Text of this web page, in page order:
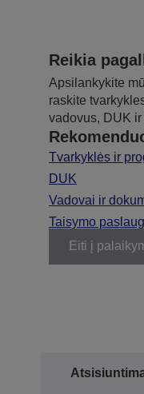
Reikia
Apsilankykite
raskite
vadovus, DUK
Tvarkyklės ir
DUK
Vadovai ir
Taisymo
Eiti į